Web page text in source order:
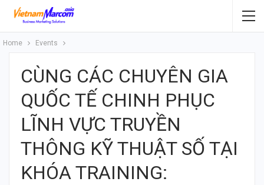
Home Events
CÙNG CÁC CHUYÊN GIA
QUỐC TẾ CHINH PHỤC
LĨNH VỰC TRUYỀN
THÔNG KỸ THUẬT SỐ TẠI
KHÓA TRAINING: